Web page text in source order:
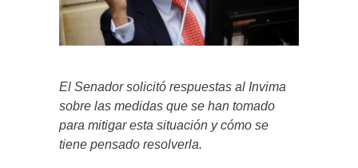
El Senador solicitó respuestas al Invima
sobre las medidas que se han tomado
para mitigar esta situación y cómo se
tiene pensado resolverla.